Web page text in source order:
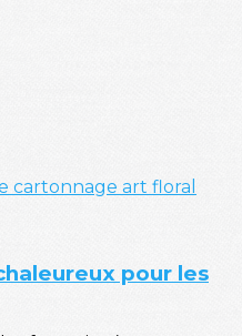
cartonnage art floral
pour les